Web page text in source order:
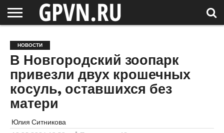
ОБЛАСТЬ
НОВОСТИ
СОСЕДЕЙ
РОССИЯ
/ МИР
СПЕЦПРОЕКТЫ
БЛОГ
СТАТЬИ
ФОТОРЕПОРТАЖИ
ИНТЕРВЬЮ
ОБЪЕКТЫ
ПОДБОРКИ
НОВОСТИ
В Новгородский зоопарк
привезли двух крошечных
косуль, оставшихся без
матери
Юлия Ситникова